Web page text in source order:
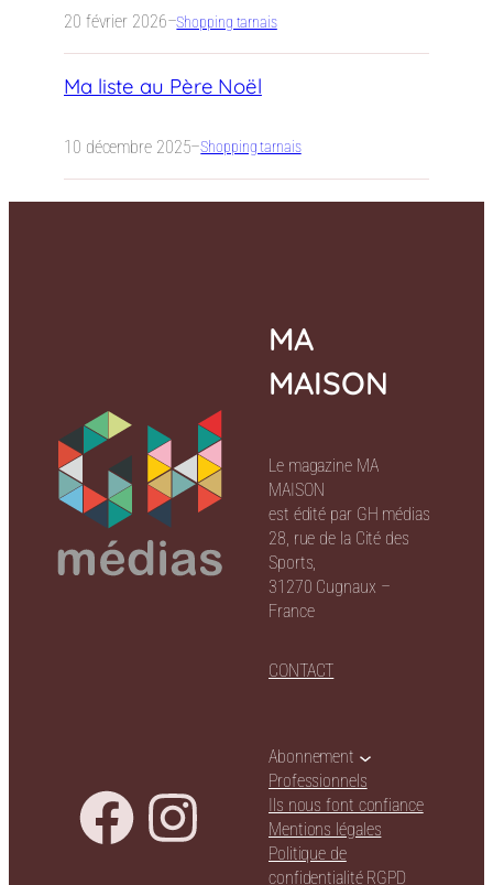
20 février 2026–Shopping tarnais
Ma liste au Père Noël
10 décembre 2025–Shopping tarnais
MA
MAISON
Le magazine MA
MAISON
est édité par GH médias
28, rue de la Cité des
Sports,
31270 Cugnaux –
France
CONTACT
Abonnement
Professionnels
Ils nous font confiance
Mentions légales
Politique de
confidentialité RGPD